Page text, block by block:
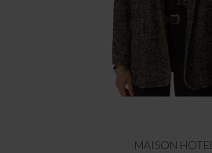
MAISON HOTEL